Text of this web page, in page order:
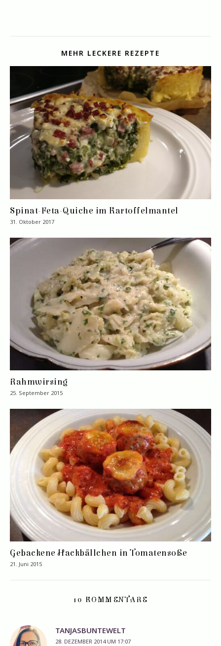
MEHR LECKERE REZEPTE
Spinat-Feta-Quiche im Kartoffelmantel
31. Oktober 2017
Rahmwirsing
25. September 2015
Gebackene Hackbällchen in Tomatensoße
21. Juni 2015
10 KOMMENTARE
TANJASBUNTEWELT
28. DEZEMBER 2014 UM 17:07